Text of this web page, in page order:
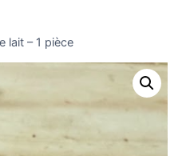
lait – 1 pièce